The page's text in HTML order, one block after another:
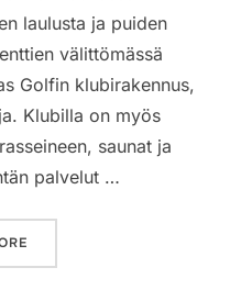
laulusta ja puiden
välittömässä
Golfin klubirakennus,
Klubilla on myös
saunat ja
palvelut …
”SUPERPADEL NEVAKSEN